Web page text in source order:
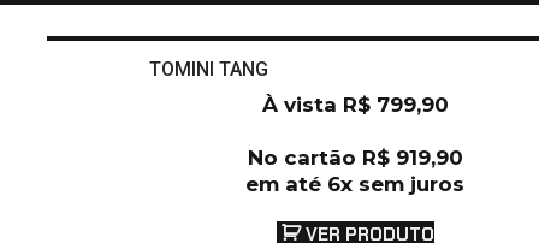
TOMINI TANG
À vista R$799,90
No cartão R$919,90
em até 6x sem juros
VER PRODUTO